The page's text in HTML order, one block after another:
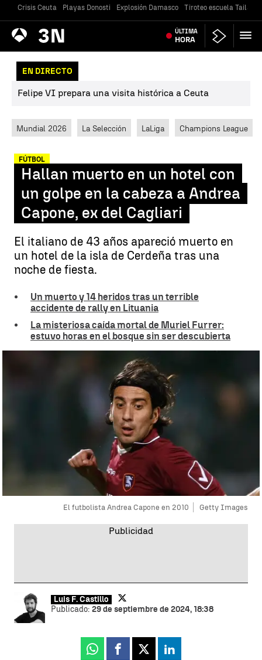
Crisis Ceuta Playas Donosti Explosión Damasco Tiroteo escuela
Antena
3 Noticias ÚLTIMA
HORA
EN DIRECTO
Felipe VI prepara una visita histórica a Ceuta
Mundial 2026 La Selección LaLiga Champions League
FÚTBOL
Hallan muerto en un hotel con
un golpe en la cabeza a Andrea
Capone, ex del Cagliari
El italiano de 43 años apareció muerto en
un hotel de la isla de Cerdeña tras una
noche de fiesta.
Un muerto y 14 heridos tras un terrible
accidente de rally en Lituania
La misteriosa caída mortal de Muriel Furrer:
estuvo horas en el bosque sin ser descubierta
El futbolista Andrea Capone en 2010 Getty Images
Luis F. Castillo
Publicado: 29 de septiembre de 2024, 18:38
Whatsapp
Facebook
X Linkedin